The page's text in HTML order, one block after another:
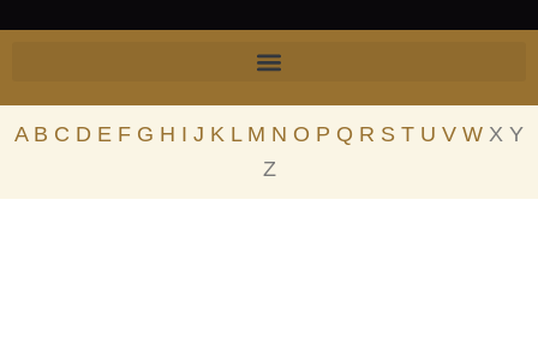
A B C D E F G H I J K L M N O P Q R S T U V W X Y
Z